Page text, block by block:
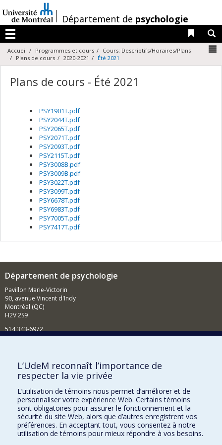
au
contenu
/Département de psychologie
Menu
Liens
Accueil Programmes et cours
Cours: Descriptifs/Horaires/Plans
Plans de cours
2020-2021 Été 2021
Plans de cours - Été 2021
PSY1901T.pdf
PSY2044T.pdf
PSY2065T.pdf
PSY2071T.pdf
PSY2093T.pdf
PSY2115T.pdf
PSY3008B.pdf
PSY3009B.pdf
PSY3022T.pdf
PSY3099T.pdf
PSY6678T.pdf
PSY6983T.pdf
PSY7005T.pdf
PSY7417T.pdf
Département de psychologie
Pavillon Marie-Victorin
90, avenue Vincent d'Indy
Montréal (QC)
H2V 2S9
514 343-6972
Comment soutenir le Département?
BESOIN D'AIDE?
Plan du site
Signaler une erreur
Accessibilité
FACULTÉ DES ARTS ET DES SCIENCES
L’UdeM reconnaît l’importance de
respecter la vie privée
L’utilisation de témoins nous permet d’améliorer et de
personnaliser votre expérience Web. Certains témoins
sont obligatoires pour assurer le fonctionnement et la
sécurité du site Web, alors que d’autres enregistrent vos
préférences. En acceptant tout, vous consentez à notre
utilisation de témoins pour mieux répondre à vos besoins.